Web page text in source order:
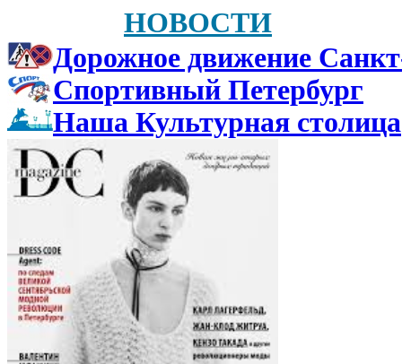
НОВОСТИ
Дорожное движение
Спортивный Петербург
Наша Культурная столица